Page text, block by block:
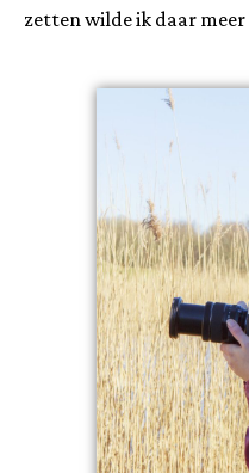
zetten wilde ik daar meer